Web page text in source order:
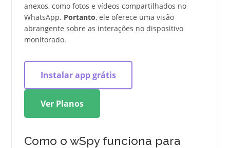
anexos, como fotos e vídeos compartilhados no
WhatsApp. Portanto, ele oferece uma visão
abrangente sobre as interações no dispositivo
monitorado.
Instalar app grátis
Ver Planos
Como o wSpy funciona para